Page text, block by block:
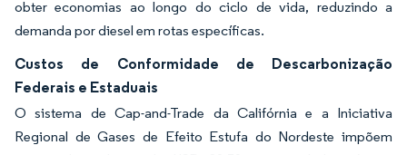
obter economias ao longo do ciclo de vida, reduzindo a
demanda por diesel em rotas específicas.
Custos de Conformidade de Descarbonização
Federais e Estaduais
O sistema de Cap-and-Trade da Califórnia e a Iniciativa
Regional de Gases de Efeito Estufa do Nordeste impõem